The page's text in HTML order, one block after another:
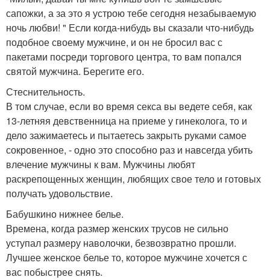
сапожки, а за это я устрою тебе сегодня незабываемую
ночь любви! " Если когда-нибудь вы сказали что-нибудь
подобное своему мужчине, и он не бросил вас с
пакетами посреди торгового центра, то вам попался
святой мужчина. Берегите его.
Стеснительность.
В том случае, если во время секса вы ведете себя, как
13-летняя девственница на приеме у гинеколога, то и
дело зажимаетесь и пытаетесь закрыть руками самое
сокровенное, - одно это способно раз и навсегда убить
влечение мужчины к вам. Мужчины любят
раскрепощенных женщин, любящих свое тело и готовых
получать удовольствие.
Бабушкино нижнее белье.
Времена, когда размер женских трусов не сильно
уступал размеру наволочки, безвозвратно прошли.
Лучшее женское белье то, которое мужчине хочется с
вас побыстрее снять.